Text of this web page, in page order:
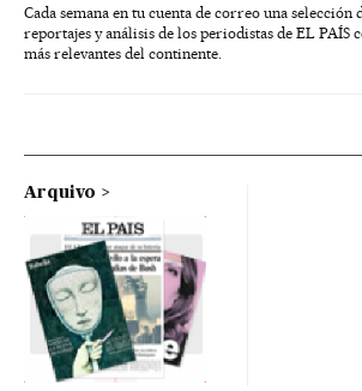
Cada semana en tu cuenta de correo una selección
reportajes y análisis de los periodistas de EL PAÍS
más relevantes del continente.
Arquivo